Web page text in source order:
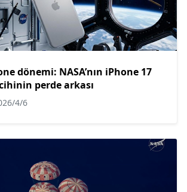
dönemi: NASA’nın iPhone 17
perde arkası
4/6